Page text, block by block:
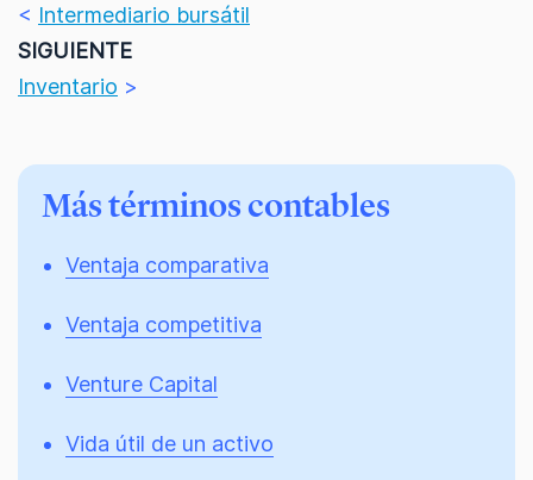
< Intermediario bursátil
SIGUIENTE
Inventario >
Más términos contables
Ventaja comparativa
Ventaja competitiva
Venture Capital
Vida útil de un activo